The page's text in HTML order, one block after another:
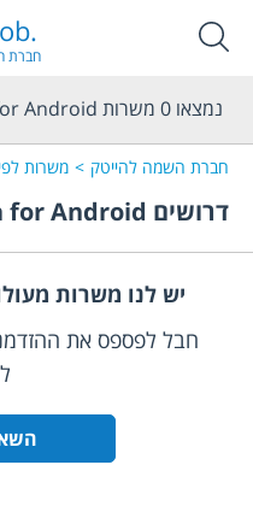
חברת
חברת השמה להייטק משרות לפי
דרושים for Android
נמצאו 0 משרות Android
יש לנו משרות
חבל לפספס את